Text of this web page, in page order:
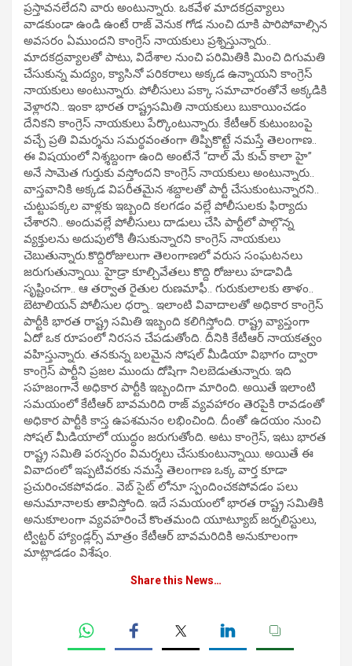
ప్రస్తావనలేదని వారు అంటున్నారు. ఒకవేళ మాదకద్రవ్యాలు
వాడకుండా ఉండి ఉంటే రాజ్ వెనుక గోడ నుంచి దూకి పారిపోవాల్సిన
అవసరం ఏముందని కాంగ్రెస్ నాయకులు ప్రశ్నిస్తున్నారు..
మాదకద్రవ్యాలతో పాటు, విదేశాల నుంచి పరిమితికి మించి దిగుమతి
చేసుకున్న మద్యం, క్యాసినో పరికరాలు అక్కడ ఉన్నాయని కాంగ్రెస్
నాయకులు అంటున్నారు. పోలీసులు పక్కా సమాచారంతోనే అక్కడికి
వెళ్లారని.. ఇంకా భారత రాష్ట్రసమితి నాయకులు బుకాయించడం
దేనికని కాంగ్రెస్ నాయకులు పేర్కొంటున్నారు. కేటీఆర్ కుటుంబంపై
వచ్చే ప్రతి విమర్శను సమర్థవంతంగా తిప్పికొట్టే నమస్తే తెలంగాణ..
ఈ విషయంలో నిశ్శబ్దంగా ఉంది అంటేనే “దాల్ మే కుచ్ కాలా హై”
అనే సామెత గుర్తుకు వస్తోందని కాంగ్రెస్ నాయకులు అంటున్నారు..
వాస్తవానికి అక్కడ విపరీతమైన శబ్దాలతో పార్టీ చేసుకుంటున్నారని..
చుట్టుపక్కల వాళ్లకు ఇబ్బంది కలగడం వల్లే పోలీసులకు ఫిర్యాదు
చేశారని.. అందువల్లే పోలీసులు దాడులు చేసి పార్టీలో పాల్గొన్న
వ్యక్తులను అదుపులోకి తీసుకున్నారని కాంగ్రెస్ నాయకులు
చెబుతున్నారు.కొద్దిరోజులుగా తెలంగాణలో వరుస సంఘటనలు
జరుగుతున్నాయి. హైడ్రా కూల్చివేతలు కొద్ది రోజులు హడావిడి
సృష్టించగా.. ఆ తర్వాత రైతుల రుణమాఫీ.. గురుకులాలకు తాళం..
బెటాలియన్ పోలీసుల ధర్నా.. ఇలాంటి వివాదాలతో అధికార కాంగ్రెస్
పార్టీకి భారత రాష్ట్ర సమితి ఇబ్బంది కలిగిస్తోంది. రాష్ట్ర వ్యాప్తంగా
ఏదో ఒక రూపంలో నిరసన చేపడుతోంది. దీనికి కేటీఆర్ నాయకత్వం
వహిస్తున్నారు. తనకున్న బలమైన సోషల్ మీడియా విభాగం ద్వారా
కాంగ్రెస్ పార్టీని ప్రజల ముందు దోషిగా నిలబెడుతున్నారు. ఇది
సహజంగానే అధికార పార్టీకి ఇబ్బందిగా మారింది. అయితే ఇలాంటి
సమయంలో కేటీఆర్ బావమరిది రాజ్ వ్యవహారం తెరపైకి రావడంతో
అధికార పార్టీకి కాస్త ఉపశమనం లభించింది. దీంతో ఉదయం నుంచి
సోషల్ మీడియాలో యుద్ధం జరుగుతోంది. అటు కాంగ్రెస్, ఇటు భారత
రాష్ట్ర సమితి పరస్పరం విమర్శలు చేసుకుంటున్నాయి. అయితే ఈ
వివాదంలో ఇప్పటివరకు నమస్తే తెలంగాణ ఒక్క వార్త కూడా
ప్రచురించకపోవడం.. వెబ్ సైట్ లోనూ స్పందించకపోవడం పలు
అనుమానాలకు తావిస్తోంది. ఇదే సమయంలో భారత రాష్ట్ర సమితికి
అనుకూలంగా వ్యవహరించే కొంతమంది యూట్యూబ్ జర్నలిస్టులు,
ట్విట్టర్ హ్యాండ్లర్స్ మాత్రం కేటీఆర్ బావమరిదికి అనుకూలంగా
మాట్లాడడం విశేషం.
Share this News…